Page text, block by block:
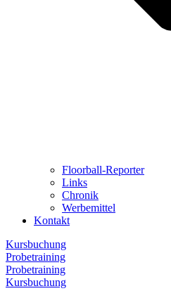
Floorball-Reporter
Links
Chronik
Werbemittel
Kontakt
Kursbuchung
Probetraining
Probetraining
Kursbuchung